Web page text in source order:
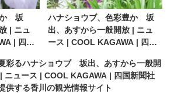
か 坂
| ニュ
| 四国
ハナショウブ、色彩豊か 坂
出、あすから一般開放 | ニュ
ース | COOL KAGAWA | 四国
情報サイト
彩るハナショウブ 坂出、あすから一般開
ニュース | COOL KAGAWA | 四国新聞社
供する香川の観光情報サイト